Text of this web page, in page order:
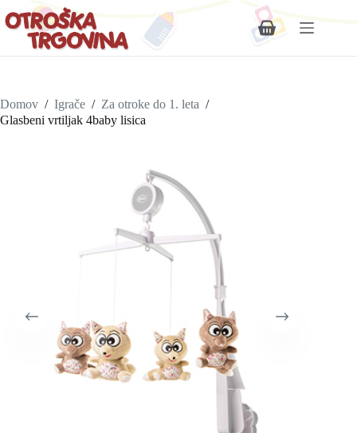
Shopping
Domov / Igrače / Za otroke do 1. leta /
Glasbeni vrtiljak 4baby lisica